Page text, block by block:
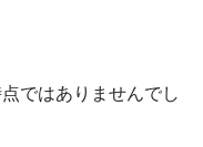
ではありませんでし